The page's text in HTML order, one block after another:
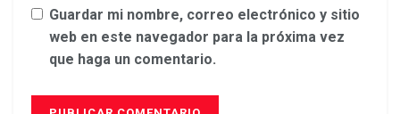
Guardar mi nombre, correo electrónico y sitio
web en este navegador para la próxima vez
que haga un comentario.